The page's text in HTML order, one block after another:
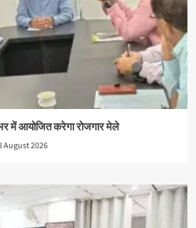
में आयोजित करेगा रोजगार मेले
August 2026